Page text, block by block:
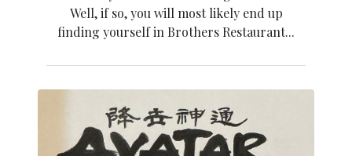
Well, if so, you will most likely end up
finding yourself in Brothers Restaurant...